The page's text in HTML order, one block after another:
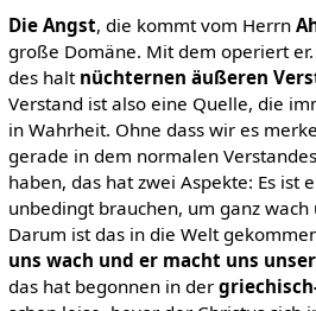
Die Angst, die kommt vom Herrn
große Domäne. Mit dem operiert
des halt nüchternen äußeren
Verstand ist also eine Quelle, die
in Wahrheit. Ohne dass wir es
gerade in dem normalen
haben, das hat zwei Aspekte: Es ist
unbedingt brauchen, um ganz
Darum ist das in die Welt
uns wach und er macht uns
das hat begonnen in der